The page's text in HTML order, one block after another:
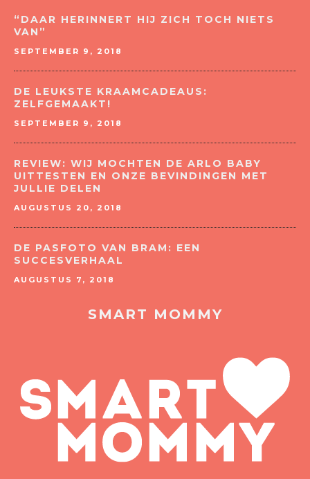
“DAAR HERINNERT HIJ ZICH TOCH NIETS
VAN”
SEPTEMBER 9, 2018
DE LEUKSTE KRAAMCADEAUS:
ZELFGEMAAKT!
SEPTEMBER 9, 2018
REVIEW: WIJ MOCHTEN DE ARLO BABY
UITTESTEN EN ONZE BEVINDINGEN MET
JULLIE DELEN
AUGUSTUS 20, 2018
DE PASFOTO VAN BRAM: EEN
SUCCESVERHAAL
AUGUSTUS 7, 2018
SMART MOMMY